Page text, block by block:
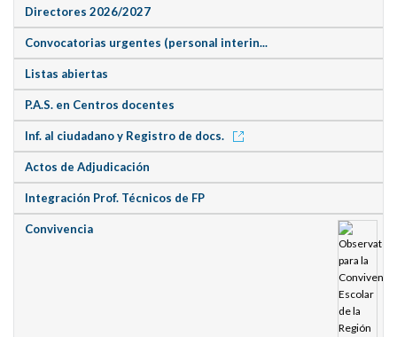
Directores 2026/2027
Convocatorias urgentes (personal interin...
Listas abiertas
P.A.S. en Centros docentes
Inf. al ciudadano y Registro de docs.
Actos de Adjudicación
Integración Prof. Técnicos de FP
Convivencia